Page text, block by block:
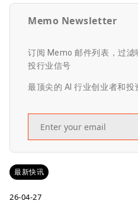
Memo Newsletter
订阅 Memo 邮件列表，过滤
投行业信号
最顶尖的 AI 行业创业者和投
最新快讯
26-04-27